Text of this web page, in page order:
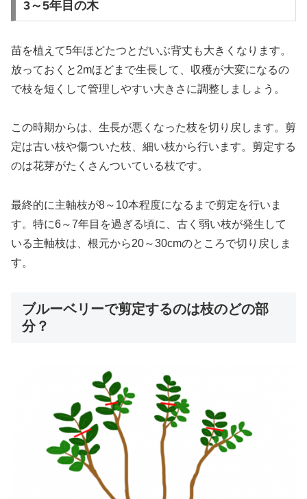
3～5年目の木
苗を植えて5年ほどたつとだいぶ背丈も大きくなります。
放っておくと2mほどまで生長して、収穫が大変になるの
で枝を短くして管理しやすい大きさに調整しましょう。
この時期からは、生長が悪くなった枝を切り戻します。剪
定は古い枝や傷ついた枝、細い枝から行います。剪定する
のは花芽がたくさんついている枝です。
最終的に主軸枝が8～10本程度になるまで剪定を行いま
す。特に6～7年目を過ぎる頃に、古く弱い枝が発生して
いる主軸枝は、根元から20～30cmのところで切り戻しま
す。
ブルーベリーで剪定するのは枝のどの部
分？